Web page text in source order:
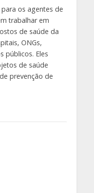
os agentes de
trabalhar em
de saúde da
ONGs,
públicos. Eles
de saúde
prevenção de